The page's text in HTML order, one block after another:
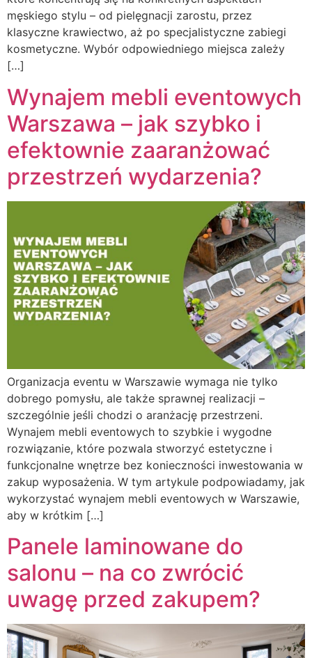
męskiego stylu – od pielęgnacji zarostu, przez
klasyczne krawiectwo, aż po specjalistyczne zabiegi
kosmetyczne. Wybór odpowiedniego miejsca zależy
[…]
Wynajem mebli eventowych
Warszawa – jak szybko i
efektownie zaaranżować
przestrzeń wydarzenia?
Organizacja eventu w Warszawie wymaga nie tylko
dobrego pomysłu, ale także sprawnej realizacji –
szczególnie jeśli chodzi o aranżację przestrzeni.
Wynajem mebli eventowych to szybkie i wygodne
rozwiązanie, które pozwala stworzyć estetyczne i
funkcjonalne wnętrze bez konieczności inwestowania w
zakup wyposażenia. W tym artykule podpowiadamy, jak
wykorzystać wynajem mebli eventowych w Warszawie,
aby w krótkim […]
Panele laminowane do
salonu – na co zwrócić
uwagę przed zakupem?